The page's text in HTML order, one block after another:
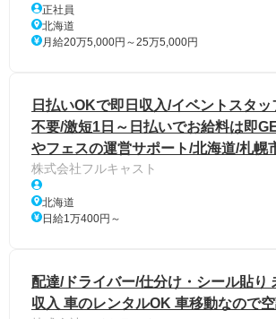
正社員
北海道
月給20万5,000円～25万5,000円
日払いOKで即日収入/イベントスタ
不要/激短1日～日払いでお給料は即
やフェスの運営サポート/北海道/札幌
株式会社フルキャスト
北海道
日給1万400円～
配達/ドライバー/仕分け・シール貼り
収入 車のレンタルOK 車移動なので